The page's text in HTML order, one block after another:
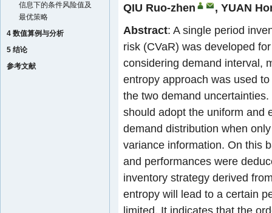
信息下的条件风险值及
最优策略
4 数值算例与分析
5 结论
参考文献
QIU Ruo-zhen , YUAN
Abstract: A single period
risk (CVaR) was developed
considering demand interval,
entropy approach was used
the two demand
should adopt the uniform and
demand distribution when
variance information. On this
and performances were
inventory strategy derived
entropy will lead to a certain
limited. It indicates that the